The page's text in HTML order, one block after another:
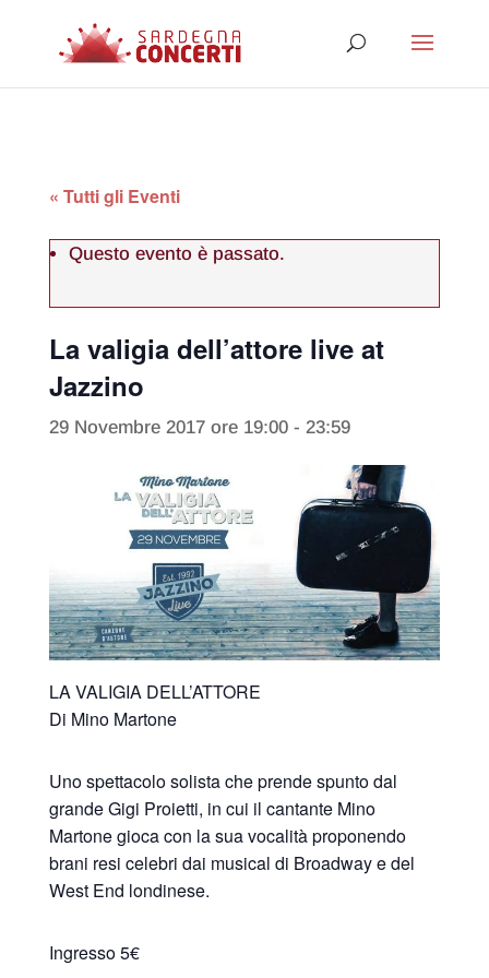
« Tutti gli Eventi
Questo evento è passato.
La valigia dell’attore live at
Jazzino
29 Novembre 2017 ore 19:00- 23:59
LA VALIGIA DELL’ATTORE
Di Mino Martone
Uno spettacolo solista che prende spunto dal
grande Gigi Proietti, in cui il cantante Mino
Martone gioca con la sua vocalità proponendo
brani resi celebri dai musical di Broadway e del
West End londinese.
Ingresso 5€